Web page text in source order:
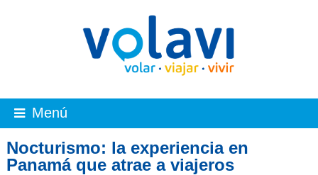
Menú
Nocturismo: la experiencia en
Panamá que atrae a viajeros